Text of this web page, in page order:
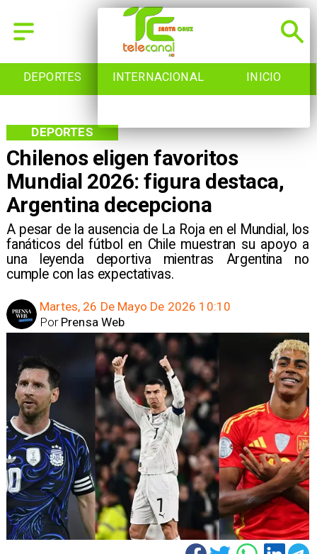
INTERNACIONAL INICIO NACIONAL
Chilenos eligen favoritos
Mundial 2026: figura destaca,
Argentina decepciona
A pesar de la ausencia de La Roja en el Mundial, los
fanáticos del fútbol en Chile muestran su apoyo a
una leyenda deportiva mientras Argentina no
cumple con las expectativas.
DEPORTES
Martes, 26 De Mayo De 2026 10:10
Prensa Web
Por